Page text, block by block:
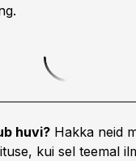
huvi? Hakka neid
kui sel teemal